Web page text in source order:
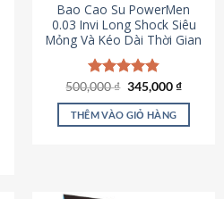
Bao Cao Su PowerMen
0.03 Invi Long Shock Siêu
Mỏng Và Kéo Dài Thời Gian
Được xếp
hạng4.85
5 sao
500,000₫ Giá
là:
500,000 ₫.
345,000₫Giá
tại
THÊM VÀO GIỎ HÀNG